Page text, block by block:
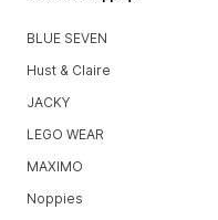
BLUE SEVEN
Hust & Claire
JACKY
LEGO WEAR
MAXIMO
Noppies